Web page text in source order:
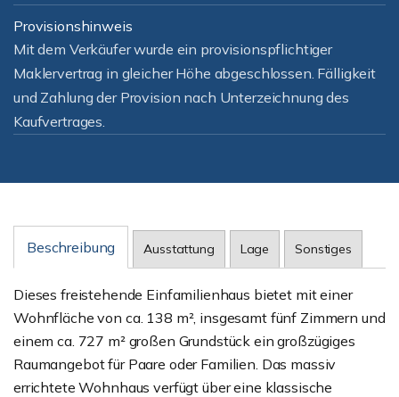
Provisionshinweis
Mit dem Verkäufer wurde ein provisionspflichtiger
Maklervertrag in gleicher Höhe abgeschlossen. Fälligkeit
und Zahlung der Provision nach Unterzeichnung des
Kaufvertrages.
Beschreibung Ausstattung Lage Sonstiges
Dieses freistehende Einfamilienhaus bietet mit einer
Wohnfläche von ca. 138 m², insgesamt fünf Zimmern und
einem ca. 727 m² großen Grundstück ein großzügiges
Raumangebot für Paare oder Familien. Das massiv
errichtete Wohnhaus verfügt über eine klassische